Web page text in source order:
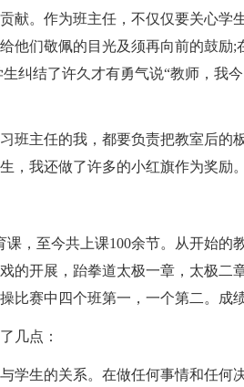
献。作为班主任，不仅仅要关心学
他们敬佩的目光及须再向前的鼓励;
纠结了许久才有勇气说“教师，我今
班主任的我，都要负责把教室后的
，我还做了许多的小红旗作为奖励。
，至今共上课100余节。从开始的
的开展，跆拳道太极一章，太极二
比赛中四个班第一，一个第二。成
几点：
学生的关系。在做任何事情和任何